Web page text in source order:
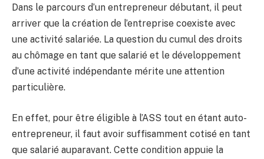
Dans le parcours d’un entrepreneur débutant, il peut
arriver que la création de l’entreprise coexiste avec
une activité salariée. La question du cumul des droits
au chômage en tant que salarié et le développement
d’une activité indépendante mérite une attention
particulière.
En effet, pour être éligible à l’ASS tout en étant auto-
entrepreneur, il faut avoir suffisamment cotisé en tant
que salarié auparavant. Cette condition appuie la